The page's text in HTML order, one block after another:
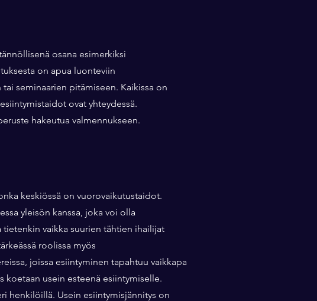
osana esimerkiksi
on apua luonteviin
seminaarien pitämiseen. Kaikissa on
ovat yhteydessä.
hakeutua valmennukseen.
keskiössä on vuorovaikutustaidot.
yleisön kanssa, joka voi olla
vaikka suurien tähtien ihailijat
roolissa myös
joissa esiintyminen tapahtuu vaikkapa
koetaan usein esteenä esiintymiselle.
henkilöillä. Usein esiintymisjännitys on